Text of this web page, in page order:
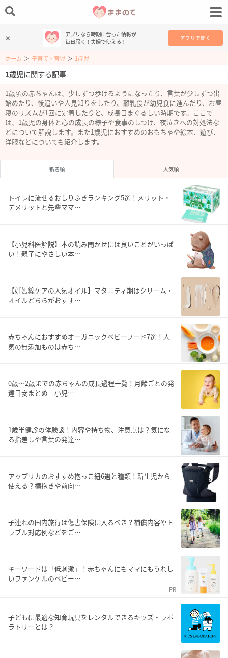
✕
アプリなら時期に合った情報が
毎日届く！夫婦で使える！
アプリで開く
ホーム ＞ 子育て・育児 ＞ 1歳児
1歳児に関する記事
1歳頃の赤ちゃんは、少しずつ歩けるようになったり、言葉が少しずつ出
始めたり、後追いや人見知りをしたり、離乳食が幼児食に進んだり、お昼
寝のリズムが1回に定着したりと、成長目まぐるしい時期です。ここで
は、1歳児の身体と心の成長の様子や食事のしつけ、夜泣きへの対処法な
どについて解説します。また1歳児におすすめのおもちゃや絵本、遊び、
洋服などについても紹介します。
新着順 人気順
トイレに流せるおしりふきランキング5選！メリット・
デメリットと先輩ママ…
【小児科医解説】本の読み聞かせには良いことがいっぱ
い！親子にやさしい本…
【妊娠線ケアの人気オイル】マタニティ期はクリーム・
オイルどちらがおすす…
赤ちゃんにおすすめオーガニックベビーフード7選！人
気の無添加ものは赤ち…
0歳〜2歳までの赤ちゃんの成長過程一覧！月齢ごとの発
達目安まとめ｜小児…
1歳半健診の体験談！内容や持ち物、注意点は？気にな
る指差しや言葉の発達…
アップリカのおすすめ抱っこ紐6選と種類！新生児から
使える？横抱きや前向…
子連れの国内旅行は傷害保険に入るべき？補償内容やト
ラブル対応例などをご…
キーワードは「低刺激」！赤ちゃんにもママにもうれし
いファンケルのベビー…
PR
子どもに最適な知育玩具をレンタルできるキッズ・ラボ
ラトリーとは？